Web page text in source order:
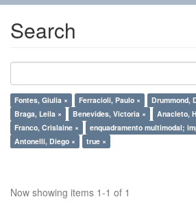
Search
Fontes, Giulia × Ferracioli, Paulo × Drummond,
Braga, Leila ×
Benevides, Victoria × Anacleto,
Franco, Crislaine ×
enquadramento multimodal;
Antonelli, Diego ×
true ×
Now showing items 1-1 of 1